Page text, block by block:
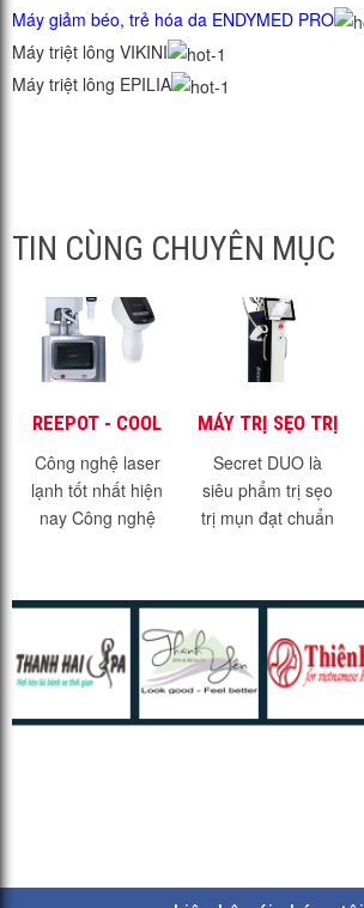
Máy giảm béo, trẻ hóa da ENDYMED PRO
Máy triệt lông VIKINI
Máy triệt lông EPILIA
TIN CÙNG CHUYÊN MỤC
REEPOT - COOL
LASER - SIÊU
PHẨM TRONG
ĐIỀU TRỊ SẮC TỐ
Công nghệ laser
lạnh tốt nhất hiện
nay Công nghệ
sắc tố mới nhất và
hiện đại nhất hiện
nay....
MÁY TRỊ SẸO TRỊ
MỤN SECRET
DUO
Secret DUO là
siêu phẩm trị sẹo
trị mụn đạt chuẩn
giữa công nghệ Vi
Kim Micro needle
RF và...